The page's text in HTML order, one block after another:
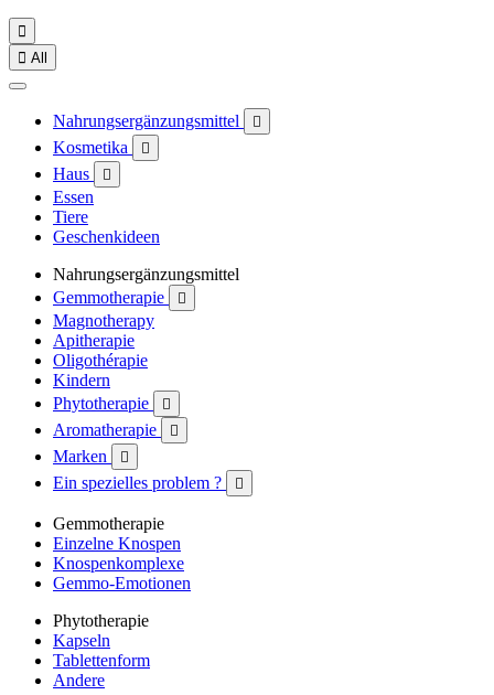

 All
Nahrungsergänzungsmittel 
Kosmetika 
Haus 
Essen
Tiere
Geschenkideen
Nahrungsergänzungsmittel
Gemmotherapie

Magnotherapy
Apitherapie
Oligothérapie
Kindern
Phytotherapie

Aromatherapie 
Marken 
Ein spezielles problem ? 
Gemmotherapie
Einzelne Knospen
Knospenkomplexe
Gemmo-Emotionen
Phytotherapie
Kapseln
Tablettenform
Andere